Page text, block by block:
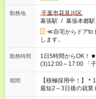
勤務地
千葉市花見川区
幕張駅 / 幕張本郷駅
≪自宅からドアto
します。
勤務時間
1日5時間からOK！ ■シフト例 (1)8:00～13:00 (2)10:00～15:00
(3)12:00～17:00 「子どもたちが学校に行く間だけ働きたい」
「余裕を持って夕飯
はプライベートの
いね。 ※Wワーク希望の方へ 今ご覧のお仕事で希望する勤務時
間と、もう1つのお
期間
【積極採用中！】
最短2～3日後の就業